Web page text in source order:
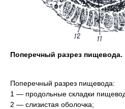
Поперечный разрез пищевода.
Поперечный разрез пищевода:
1 — продольные складки
2 — слизистая оболочка;